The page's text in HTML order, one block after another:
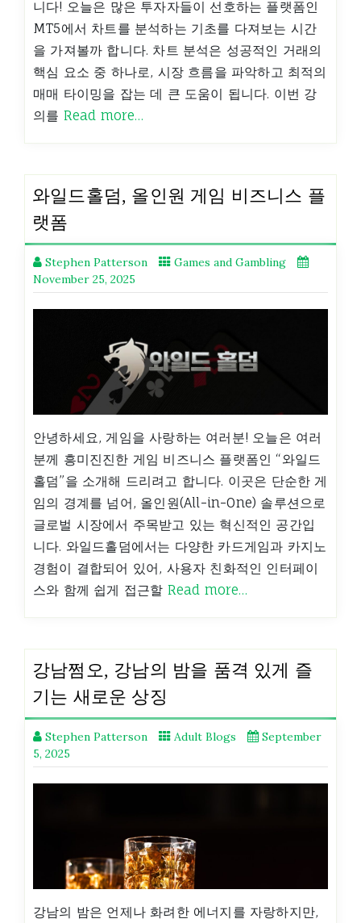
니다! 오늘은 많은 투자자들이 선호하는 플랫폼인
MT5에서 차트를 분석하는 기초를 다져보는 시간
을 가져볼까 합니다. 차트 분석은 성공적인 거래의
핵심 요소 중 하나로, 시장 흐름을 파악하고 최적의
매매 타이밍을 잡는 데 큰 도움이 됩니다. 이번 강
의를 Read more…
와일드홀덤, 올인원 게임 비즈니스 플
랫폼
Stephen Patterson
Games and Gambling
November 25, 2025
안녕하세요, 게임을 사랑하는 여러분! 오늘은 여러
분께 흥미진진한 게임 비즈니스 플랫폼인 “와일드
홀덤”을 소개해 드리려고 합니다. 이곳은 단순한 게
임의 경계를 넘어, 올인원(All-in-One) 솔루션으로
글로벌 시장에서 주목받고 있는 혁신적인 공간입
니다. 와일드홀덤에서는 다양한 카드게임과 카지노
경험이 결합되어 있어, 사용자 친화적인 인터페이
스와 함께 쉽게 접근할 Read more…
강남쩜오, 강남의 밤을 품격 있게 즐
기는 새로운 상징
Stephen Patterson Adult Blogs
September
5, 2025
강남의 밤은 언제나 화려한 에너지를 자랑하지만,